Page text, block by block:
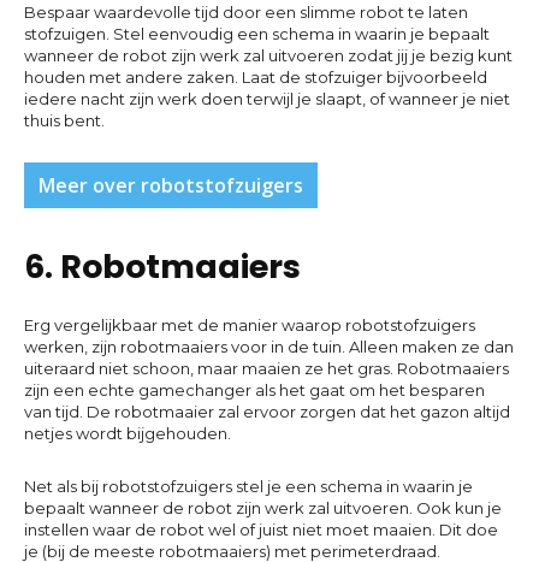
Bespaar waardevolle tijd door een slimme robot te laten
stofzuigen. Stel eenvoudig een schema in waarin je bepaalt
wanneer de robot zijn werk zal uitvoeren zodat jij je bezig kunt
houden met andere zaken. Laat de stofzuiger bijvoorbeeld
iedere nacht zijn werk doen terwijl je slaapt, of wanneer je niet
thuis bent.
Meer over robotstofzuigers
6. Robotmaaiers
Erg vergelijkbaar met de manier waarop robotstofzuigers
werken, zijn robotmaaiers voor in de tuin. Alleen maken ze dan
uiteraard niet schoon, maar maaien ze het gras. Robotmaaiers
zijn een echte gamechanger als het gaat om het besparen
van tijd. De robotmaaier zal ervoor zorgen dat het gazon altijd
netjes wordt bijgehouden.
Net als bij robotstofzuigers stel je een schema in waarin je
bepaalt wanneer de robot zijn werk zal uitvoeren. Ook kun je
instellen waar de robot wel of juist niet moet maaien. Dit doe
je (bij de meeste robotmaaiers) met perimeterdraad.